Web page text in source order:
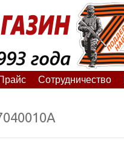
Сотрудничество